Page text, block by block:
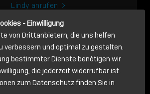
Lindy anrufen
NACHRICHT
- Einwilligung
von Drittanbietern, die uns helfen
verbessern und optimal zu gestalten.
bestimmter Dienste benötigen wir
die jederzeit widerrufbar ist.
zum Datenschutz finden Sie in